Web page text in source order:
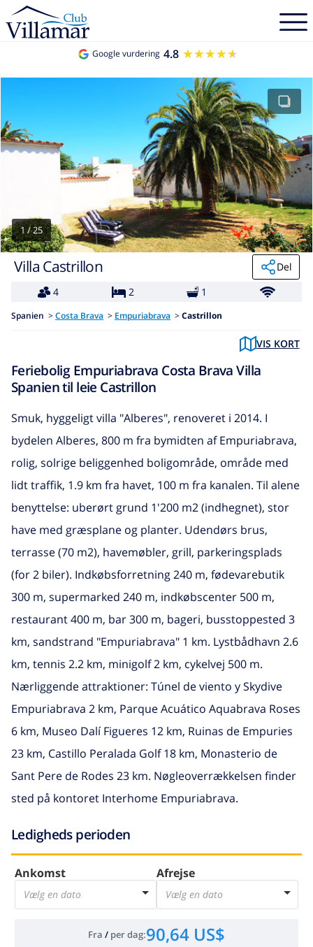
Google vurdering 4.8 ★★★★★
★★★★★
1/25
Villa Castrillon
Del
4
2 1
Spanien > Costa Brava > Empuriabrava > Castrillon
VIS KORT
Feriebolig Empuriabrava Costa Brava Villa
Spanien til leie Castrillon
Smuk, hyggeligt villa "Alberes", renoveret i 2014. I
bydelen Alberes, 800 m fra bymidten af Empuriabrava,
rolig, solrige beliggenhed boligområde, område med
lidt traffik, 1.9 km fra havet, 100 m fra kanalen. Til alene
benyttelse: uberørt grund 1'200 m2 (indhegnet), stor
have med græsplane og planter. Udendørs brus,
terrasse (70 m2), havemøbler, grill, parkeringsplads
(for 2 biler). Indkøbsforretning 240 m, fødevarebutik
300 m, supermarked 240 m, indkøbscenter 500 m,
restaurant 400 m, bar 300 m, bageri, busstoppested 3
km, sandstrand "Empuriabrava" 1 km. Lystbådhavn 2.6
km, tennis 2.2 km, minigolf 2 km, cykelvej 500 m.
Nærliggende attraktioner: Túnel de viento y Skydive
Empuriabrava 2 km, Parque Acuático Aquabrava Roses
6 km, Museo Dalí Figueres 12 km, Ruinas de Empuries
23 km, Castillo Peralada Golf 18 km, Monasterio de
Sant Pere de Rodes 23 km. Nøgleoverrækkelsen finder
sted på kontoret Interhome Empuriabrava.
Ledigheds perioden
Ankomst
Vælg en dato
Afrejse
Vælg en dato
Fra / per dag:90,64 US$